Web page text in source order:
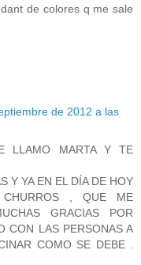
de colores q me sale
de 2012 a las
LLAMO MARTA Y TE
Y YA EN EL DÍA DE HOY
, QUE ME
GRACIAS POR
CON LAS PERSONAS A
COMO SE DEBE .